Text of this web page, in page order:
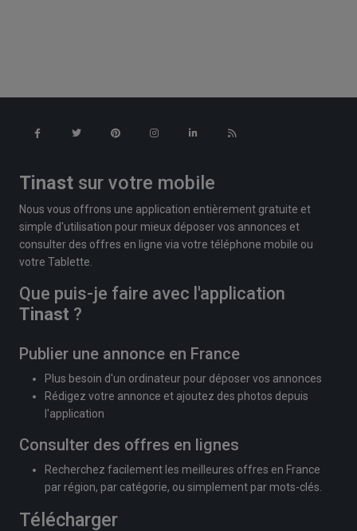
Tinast sur votre mobile
Nous vous offrons une application entièrement gratuite et
simple d'utilisation pour mieux déposer vos annonces et
consulter des offres en ligne via votre téléphone mobile ou
votre Tablette.
Que puis-je faire avec l'application
Tinast ?
Publier une annonce en France
Plus besoin d'un ordinateur pour déposer vos annonces
Rédigez votre annonce et ajoutez des photos depuis
l'application
Consulter des offres en lignes
Recherchez facilement les meilleures offres en France
par région, par catégorie, ou simplement par mots-clés.
Télécharger